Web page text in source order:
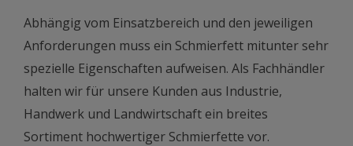
Abhängig vom Einsatzbereich und den jeweiligen
Anforderungen muss ein Schmierfett mitunter sehr
spezielle Eigenschaften aufweisen. Als Fachhändler
halten wir für unsere Kunden aus Industrie,
Handwerk und Landwirtschaft ein breites
Sortiment hochwertiger Schmierfette vor.